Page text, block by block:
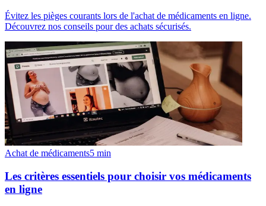
Évitez les pièges courants lors de l'achat de médicaments en ligne.
Découvrez nos conseils pour des achats sécurisés.
Achat de médicaments5 min
Les critères essentiels pour choisir vos médicaments
en ligne